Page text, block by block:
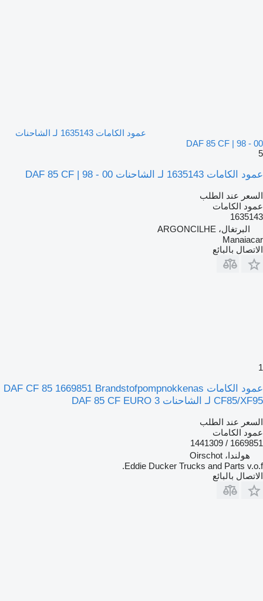
عمود الكامات 1635143 لـ الشاحنات
DAF 85 CF | 98 - 00
5
عمود الكامات 1635143 لـ الشاحنات DAF 85 CF | 98 - 00
السعر عند الطلب
عمود الكامات
1635143
البرتغال، ARGONCILHE
Manaiacar
الاتصال بالبائع
1
عمود الكامات DAF CF 85 1669851 Brandstofpompnokkenas
CF85/XF95 لـ الشاحنات DAF 85 CF EURO 3
السعر عند الطلب
عمود الكامات
1669851 / 1441309
هولندا، Oirschot
Eddie Ducker Trucks and Parts v.o.f.
الاتصال بالبائع